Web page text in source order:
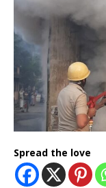
Spread the love